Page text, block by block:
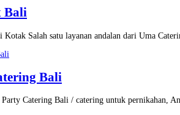
Bali
Salah satu layanan andalan dari Uma
Bali
Catering Bali / catering untuk pernikahan,